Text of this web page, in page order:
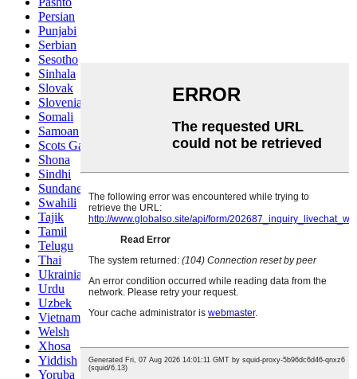
Persian
Punjabi
Serbian
Sesotho
Sinhala
Slovak
Slovenian
Somali
Samoan
Scots Gaelic
Shona
Sindhi
Sundanese
Swahili
Tajik
Tamil
Telugu
Thai
Ukrainian
Urdu
Uzbek
Vietnamese
Welsh
Xhosa
Yiddish
Yoruba